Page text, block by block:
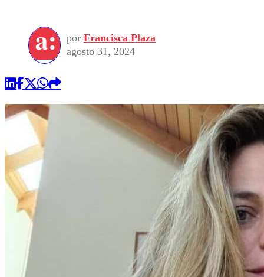
por Francisca Plaza
agosto 31, 2024